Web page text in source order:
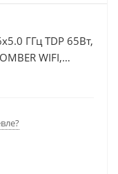
ГГц TDP 65Вт,
WIFI,
DDR5 16Gb,